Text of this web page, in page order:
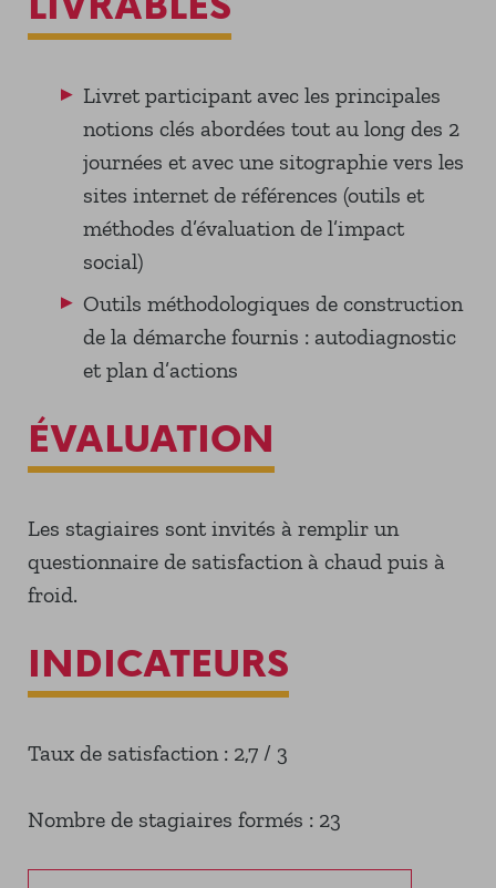
Livret participant avec les principales
notions clés abordées tout au long des 2
journées et avec une sitographie vers les
sites internet de références (outils et
méthodes d’évaluation de l’impact
social)
Outils méthodologiques de construction
de la démarche fournis : autodiagnostic
et plan d’actions
ÉVALUATION
Les stagiaires sont invités à remplir un
questionnaire de satisfaction à chaud puis à
froid.
INDICATEURS
Taux de satisfaction : 2,7 / 3
Nombre de stagiaires formés : 23